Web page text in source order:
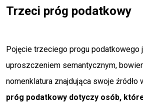
Trzeci próg podatkowy
Pojęcie trzeciego progu podatkowego
uproszczeniem semantycznym,
nomenklatura znajdująca swoje źródło
próg podatkowy dotyczy osób,